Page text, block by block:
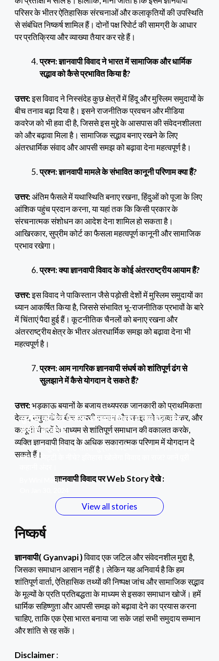
परिसर के भीतर ऐतिहासिक संरचनाओं और कलाकृतियों की उपस्थिति
से संबंधित निष्कर्ष शामिल हैं। दोनों पक्ष रिपोर्ट की सामग्री के आधार
पर प्रतिक्रिया और व्याख्या तैयार कर रहे हैं।
प्रश्न: ज्ञानवापी विवाद ने भारत में सामाजिक और धार्मिक
सद्भाव को कैसे प्रभावित किया है?
उत्तर:इस विवाद ने निस्संदेह कुछ क्षेत्रों में हिंदू और मुस्लिम समुदायों के
बीच तनाव बढ़ा दिया है। इसने राजनीतिक प्रवचन और मीडिया
कवरेज को भी हवा दी है, जिससे इस मुद्दे के आसपास की संवेदनशीलता
को और बढ़ावा मिला है। सामाजिक सद्भाव बनाए रखने के लिए
अंतरधार्मिक संवाद और आपसी समझ को बढ़ावा देना महत्वपूर्ण है।
प्रश्न: ज्ञानवापी मामले के संभावित कानूनी परिणाम क्या हैं?
उत्तर:अंतिम फैसले में यथास्थिति बनाए रखना, हिंदुओं को पूजा के लिए
आंशिक पहुंच प्रदान करना, या यहां तक ​​कि किसी प्रकार के
संरचनात्मक संशोधन का आदेश देना शामिल हो सकता है।
आखिरकार, सुप्रीम कोर्ट का फैसला महत्वपूर्ण कानूनी और सामाजिक
प्रभाव रखेगा।
प्रश्न: क्या ज्ञानवापी विवाद के कोई अंतरराष्ट्रीय आयाम हैं?
उत्तर:इस विवाद ने पाकिस्तान जैसे पड़ोसी देशों में मुस्लिम समुदायों का
ध्यान आकर्षित किया है, जिससे संभावित भू-राजनीतिक प्रभावों के बारे
में चिंताएं पैदा हुई हैं। कूटनीतिक चैनलों को बनाए रखना और
अंतरराष्ट्रीय क्षेत्र के भीतर अंतरधार्मिक समझ को बढ़ावा देना भी
महत्वपूर्ण है।
प्रश्न: आम नागरिक ज्ञानवापी संघर्ष को शांतिपूर्ण ढंग से
सुलझाने में कैसे योगदान दे सकते हैं?
उत्तर:भड़काऊ बयानों के बजाय तथ्यपरक जानकारी को प्राथमिकता
देकर, समुदायों के बीच आपसी सम्मान और समझ को बढ़ावा देकर, और
कानूनी चैनलों के माध्यम से शांतिपूर्ण समाधान की वकालत करके,
व्यक्ति ज्ञानवापी विवाद के अधिक सकारात्मक परिणाम में योगदान दे
सकते हैं।
ज्ञानवापी विवाद पर Web Story देखे :
सुप्रीम कोर्ट का फैसला: ज्ञानवापी विवाद में नया मोड़, मगर
सस्पेंस बरकरार
ज्ञानवापी खुदाई रिपोर्ट सील! सुप्रीम कोर्ट के फैसले से नया सस्पेंस!
क्या था मिट्टी के नीचे? इतिहास खोलेगा विवाद का राज? जानें पूरी
By Wini Media
View all stories
निष्कर्ष
ज्ञानवापी( Gyanvapi )विवाद एक जटिल और संवेदनशील मुद्दा है,
जिसका समाधान आसान नहीं है। लेकिन यह अनिवार्य है कि हम
शांतिपूर्ण वार्ता, ऐतिहासिक तथ्यों की निष्पक्ष जांच और सामाजिक सद्भाव
के मूल्यों के प्रति प्रतिबद्धता के माध्यम से इसका समाधान खोजें। हमें
धार्मिक सहिष्णुता और आपसी समझ को बढ़ावा देने का प्रयास करना
चाहिए, ताकि एक ऐसा भारत बनाया जा सके जहां सभी समुदाय सम्मान
और शांति से रह सकें।
Disclaimer: